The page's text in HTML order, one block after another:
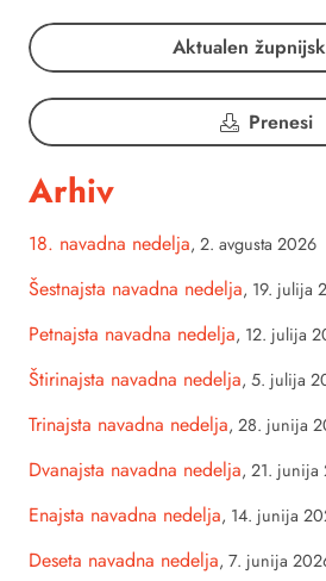
Aktualen
Prenesi
Arhiv
18. navadna nedelja, 2. avgusta 2026
Šestnajsta navadna nedelja, 19. julija
Petnajsta navadna nedelja, 12. julija
Štirinajsta navadna nedelja, 5. julija
Trinajsta navadna nedelja, 28. junija
Dvanajsta navadna nedelja, 21. junija
Enajsta navadna nedelja, 14. junija
Deseta navadna nedelja, 7. junija